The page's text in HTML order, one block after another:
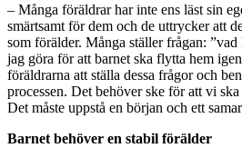
– Många föräldrar har inte ens läst sin
smärtsamt för dem och de uttrycker att
som förälder. Många ställer frågan:
jag göra för att barnet ska flytta hem
föräldrarna att ställa dessa frågor och
processen. Det behöver ske för att vi
Det måste uppstå en början och ett
Barnet behöver en stabil förälder